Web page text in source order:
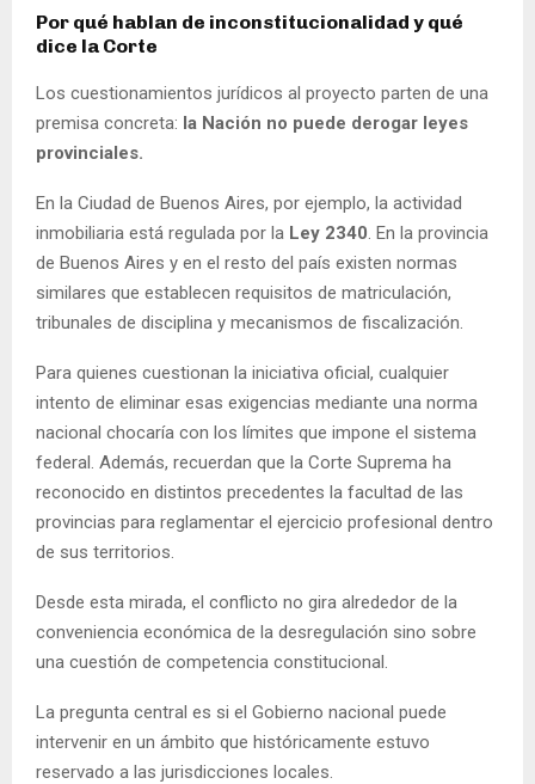
Por qué hablan de inconstitucionalidad y qué
dice la Corte
Los cuestionamientos jurídicos al proyecto parten de una
premisa concreta: la Nación no puede derogar leyes
provinciales.
En la Ciudad de Buenos Aires, por ejemplo, la actividad
inmobiliaria está regulada por la Ley 2340. En la provincia
de Buenos Aires y en el resto del país existen normas
similares que establecen requisitos de matriculación,
tribunales de disciplina y mecanismos de fiscalización.
Para quienes cuestionan la iniciativa oficial, cualquier
intento de eliminar esas exigencias mediante una norma
nacional chocaría con los límites que impone el sistema
federal. Además, recuerdan que la Corte Suprema ha
reconocido en distintos precedentes la facultad de las
provincias para reglamentar el ejercicio profesional dentro
de sus territorios.
Desde esta mirada, el conflicto no gira alrededor de la
conveniencia económica de la desregulación sino sobre
una cuestión de competencia constitucional.
La pregunta central es si el Gobierno nacional puede
intervenir en un ámbito que históricamente estuvo
reservado a las jurisdicciones locales.